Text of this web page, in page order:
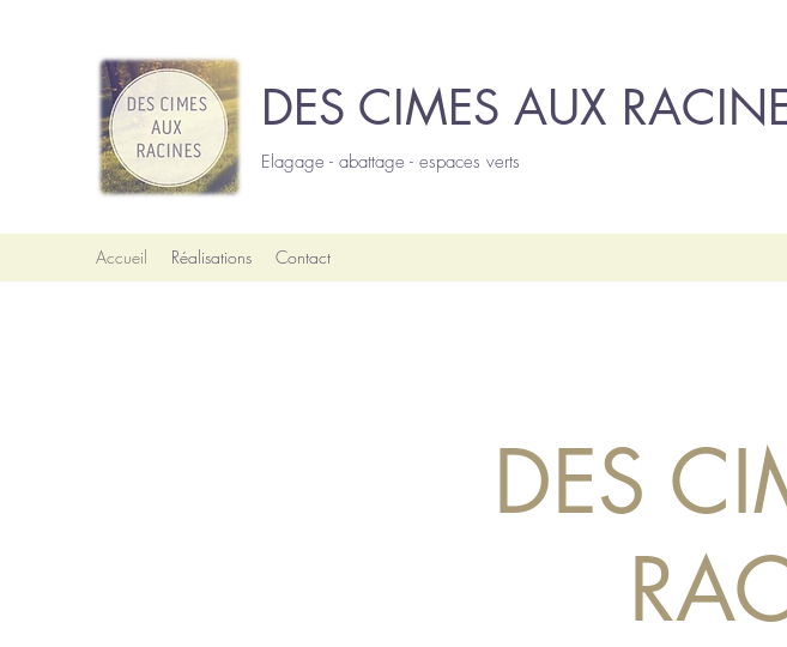
DES CIMES AUX
Elagage - abattage - espaces verts
Accueil Réalisations Contact
DES